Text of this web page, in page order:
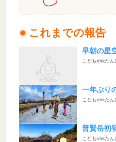
これまでの報告
早朝の星
こどもnhkたん
一年ぶり
こどもnhkたん
普賢岳初
こどもnhkたん